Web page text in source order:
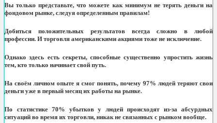
Вы только представьте, что можете как минимум не терять деньги на
фондовом рынке, следуя определенным правилам!
Добиться положительных результатов всегда сложно в любой
профессии. И торговля американскими акциями тоже не исключение.
Однако здесь есть секреты, способные существенно упростить жизнь
тем, кто только начинает свой путь.
На своём личном опыте я смог понять, почему 97% людей теряют свои
деньги уже в первый месяц их работы на рынке.
По статистике 70% убытков у людей происходят из-за абсурдных
ситуаций во время их торговли, никак не связанных с рынком вообще.